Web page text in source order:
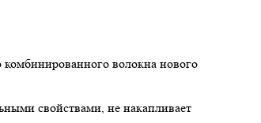
волокна нового
свойствами, не накапливает